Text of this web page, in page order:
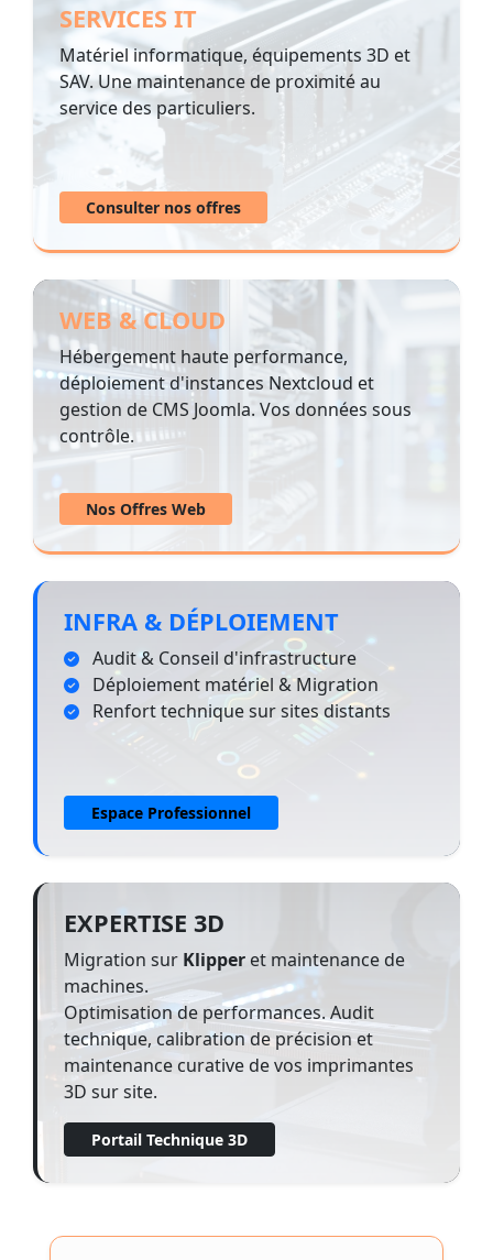
SERVICES IT
Matériel informatique, équipements 3D et
SAV. Une maintenance de proximité au
service des particuliers.
Consulter nos offres
WEB & CLOUD
Hébergement haute performance,
déploiement d'instances Nextcloud et
gestion de CMS Joomla. Vos données sous
contrôle.
Nos Offres Web
INFRA & DÉPLOIEMENT
Audit & Conseil d'infrastructure
Déploiement matériel & Migration
Renfort technique sur sites distants
Espace Professionnel
EXPERTISE 3D
Migration sur Klipperet maintenance de
machines.
Optimisation de performances. Audit
technique, calibration de précision et
maintenance curative de vos imprimantes
3D sur site.
Portail Technique 3D